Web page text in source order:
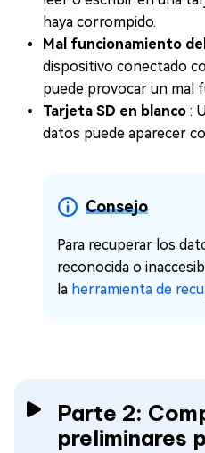
haya corrompido.
Mal funcionamiento
dispositivo conectado
puede provocar un mal
Tarjeta SD en blanco :
datos puede aparecer
Consejo
Para recuperar los
reconocida o
la herramienta de
Parte 2:
preliminares